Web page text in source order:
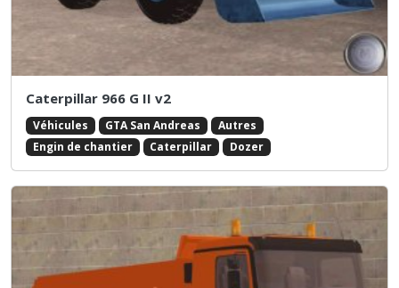
Caterpillar 966 G II v2
Véhicules GTA San Andreas
Autres
Engin de chantier
Caterpillar Dozer